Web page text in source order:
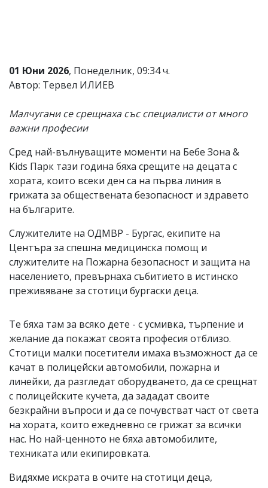
от
читателите
и
не
носи
отговорност
тях!
Ако
обиден
за
вас
моля
сигнализирайте
ни!
01 Юни 2026, Понеделник, 09:34 ч.
Автор: Тервел ИЛИЕВ
Малчугани се срещнаха със специалисти от много
важни професии
Сред най-вълнуващите моменти на Бебе Зона &
Kids Парк тази година бяха срещите на децата с
хората, които всеки ден са на първа линия в
грижата за обществената безопасност и здравето
на българите.
Служителите на ОДМВР - Бургас, екипите на
Центъра за спешна медицинска помощ и
служителите на Пожарна безопасност и защита на
населението, превърнаха събитието в истинско
преживяване за стотици бургаски деца.
Те бяха там за всяко дете - с усмивка, търпение и
желание да покажат своята професия отблизо.
Стотици малки посетители имаха възможност да се
качат в полицейски автомобили, пожарна и
линейки, да разгледат оборудването, да се срещнат
с полицейските кучета, да зададат своите
безкрайни въпроси и да се почувстват част от света
на хората, които ежедневно се грижат за всички
нас. Но най-ценното не бяха автомобилите,
техниката или екипировката.
Видяхме искрата в очите на стотици деца,